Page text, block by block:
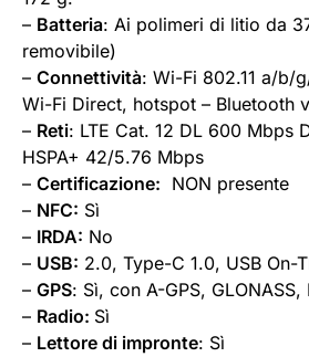
– Batteria: Ai polimeri di litio da
removibile)
– Connettività: Wi-Fi 802.11 a/b/
Wi-Fi Direct, hotspot – Bluetooth
– Reti: LTE Cat. 12 DL 600 Mbps
HSPA+ 42/5.76 Mbps
– Certificazione: NON presente
– NFC: Sì
– IRDA: No
– USB: 2.0, Type-C 1.0, USB On-
– GPS: Sì, con A-GPS, GLONASS,
– Radio: Sì
– Lettore di impronte: Sì